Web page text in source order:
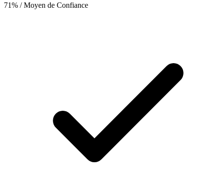
71% / Moyen de Confiance